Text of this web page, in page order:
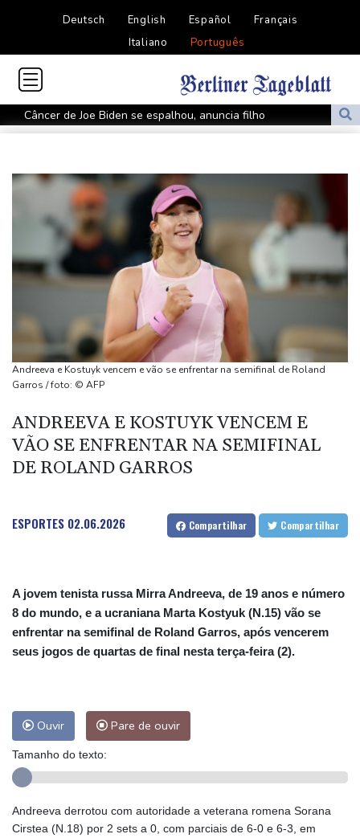
Deutsch English Español
Français
Italiano
Português
Câncer de Joe Biden se espalhou, anuncia filho
MP do Equador acusa sete supostos idealizadores do
Fifa contra-ataca e denuncia 'um esforço orquestrado para minar
seu presidente'
Turistas da Colômbia morrem em acidente de helicóptero no Rio
de Janeiro
Atentados marcam primeiro dia do novo governo na Colômbia
Swiatek vence Kostyuk de virada e avança às quartas de final
WTA 1000 de Toronto
Turistas da Colômbia morrem em acidente de helicóptero no Rio
(imprensa)
Espanha inicia controle na fronteira com Itália após crise
Após renovar com Real Madrid, Vini joga com braçadeira de
capitão na vitória sobre o Ferencvaros
Simeone reafirma que decisão sobre Julián Álvarez já foi tomada
Andreeva e Kostuyk vencem e vão se enfrentar na semifinal de Roland
Garros / foto: © AFP
ANDREEVA E KOSTUYK VENCEM E
VÃO SE ENFRENTAR NA SEMIFINAL
DE ROLAND GARROS
ESPORTES 02.06.2026 Compartilhar Compartilhar
A jovem tenista russa Mirra Andreeva, de 19 anos e número
8 do mundo, e a ucraniana Marta Kostyuk (N.15) vão se
enfrentar na semifinal de Roland Garros, após vencerem
seus jogos de quartas de final nesta terça-feira (2).
Ouvir Pare de ouvir
Tamanho do texto:
Andreeva derrotou com autoridade a veterana romena Sorana
Cirstea (N.18) por 2 sets a 0, com parciais de 6-0 e 6-3, em